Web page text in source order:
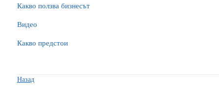
Какво ползва бизнесът
Видео
Какво предстои
Назад